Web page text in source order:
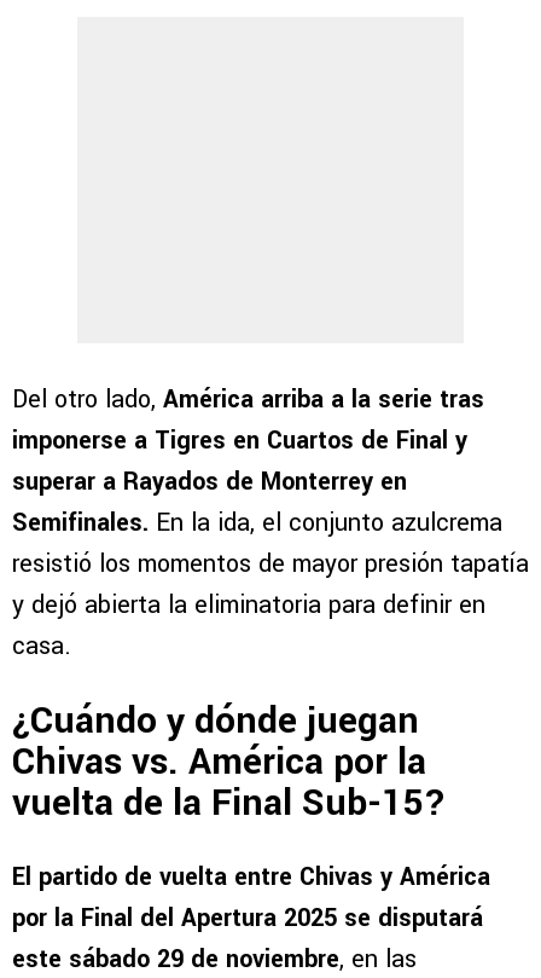
Del otro lado, América arriba a la serie tras
imponerse a Tigres en Cuartos de Final y
superar a Rayados de Monterrey en
Semifinales. En la ida, el conjunto azulcrema
resistió los momentos de mayor presión tapatía
y dejó abierta la eliminatoria para definir en
casa.
¿Cuándo y dónde juegan
Chivas vs. América por la
vuelta de la Final Sub-15?
El partido de vuelta entre Chivas y América
por la Final del Apertura 2025 se disputará
este sábado 29 de noviembre, en las